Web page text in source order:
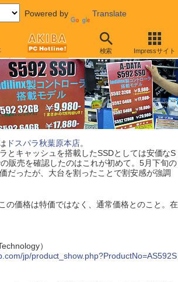
Powered by Translate
検索 Impressサイト
が1万円割れ
ドスパラ秋葉原本店。
とキャッシュを搭載したSSDとしては安価なS
販売を確認したのはこれが初めて。5月下旬の
だったが、大台を割ったことで割安感が強調
の価格は特価ではなく、通常価格とのこと。在
）
jp/product_show.php?ProductNo=AS592S